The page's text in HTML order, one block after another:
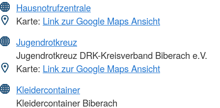
Hausnotrufzentrale
Karte: Link zur Google Maps Ansicht
Jugendrotkreuz
Jugendrotkreuz DRK-Kreisverband Biberach e.V.
Karte: Link zur Google Maps Ansicht
Kleidercontainer
Kleidercontainer Biberach